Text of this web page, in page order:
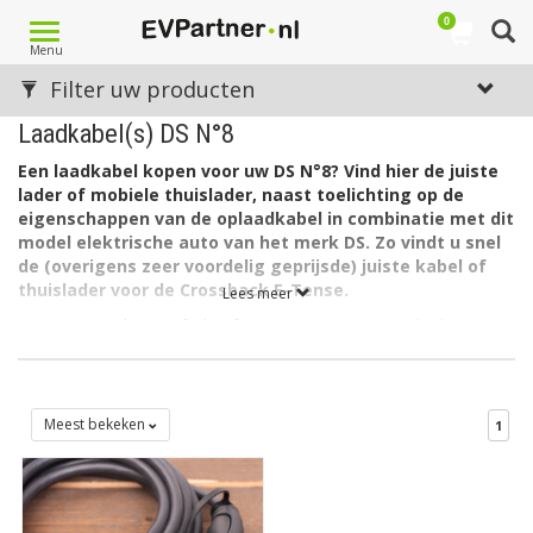
Toggle
navigation
Menu
0
Laadkabel(s) DS N°8
Een laadkabel kopen voor uw DS N°8? Vind hier de juiste
lader of mobiele thuislader, naast toelichting op de
eigenschappen van de oplaadkabel in combinatie met dit
model elektrische auto van het merk DS. Zo vindt u snel
de (overigens zeer voordelig geprijsde) juiste kabel of
thuislader voor de Crossback E-Tense.
De lader in de DS 3 Crossback kan ook laden via 1 fase met
maximaal 32A (1 x 7,4kW= 7,4kW).
Welk type laadkabel voor de DS N°8?
De DS N°8 heeft aan autozijde een aansluiting Type 2 en kan
laden via 3 fase met 16 ampère. Hiervoor is een EV laadkabel
Lees meer
Filter uw producten
Meest bekeken 1